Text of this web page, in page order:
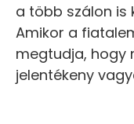
a több szálon is
Amikor a
megtudja, hogy
jelentékeny